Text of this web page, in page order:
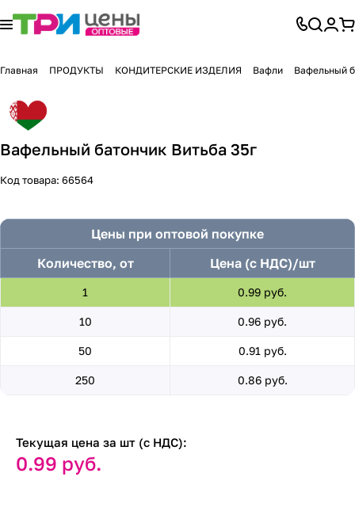
Главная ПРОДУКТЫ КОНДИТЕРСКИЕ ИЗДЕЛИЯ Вафли Вафельный
Вафельный батончик Витьба 35г
Код товара: 66564
Цены при оптовой покупке
Количество, от
Цена (с НДС)/шт
1 0.99 руб.
10 0.96 руб.
50 0.91 руб.
250 0.86 руб.
Текущая цена за шт (с НДС):
0.99 руб.